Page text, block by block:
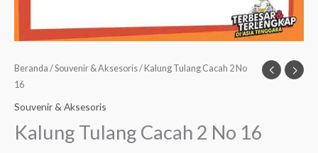
Beranda /Souvenir & Aksesoris/ Kalung Tulang Cacah 2 No
16
Souvenir & Aksesoris
Kalung Tulang Cacah 2 No 16